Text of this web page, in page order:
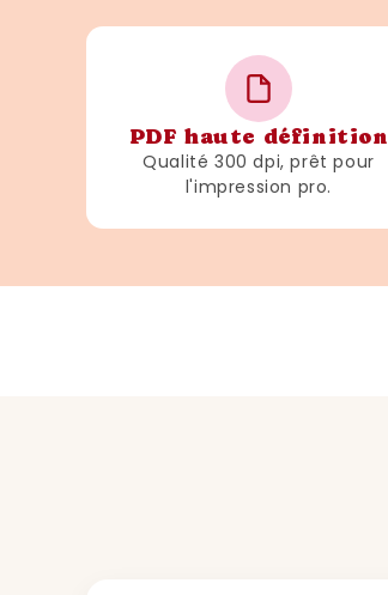
PDF haute définition
Qualité 300 dpi, prêt pour
l'impression pro.